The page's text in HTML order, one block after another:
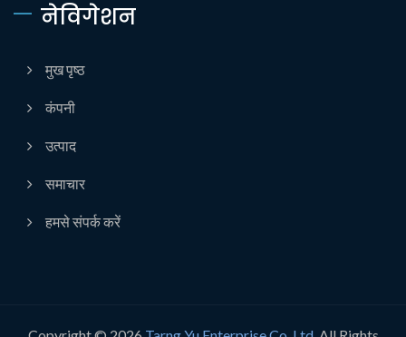
नेविगेशन
मुख पृष्ठ
कंपनी
उत्पाद
समाचार
हमसे संपर्क करें